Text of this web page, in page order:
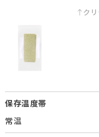
ク
保存温度帯
常温